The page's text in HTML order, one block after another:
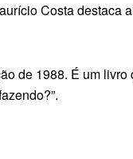
Costa destaca
de 1988. É um